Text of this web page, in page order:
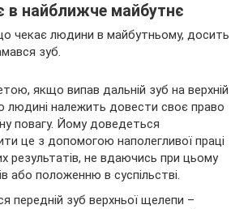
в найближче майбутнє
чекає людини в майбутньому, досить
зуб.
якщо випав дальній зуб на верхній
людині належить довести своє право
повагу. Йому доведеться
це з допомогою наполегливої праці
результатів, не вдаючись при цьому
або положенню в суспільстві.
передній зуб верхньої щелепи –